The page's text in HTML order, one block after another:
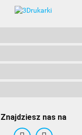
Znajdziesz nas na